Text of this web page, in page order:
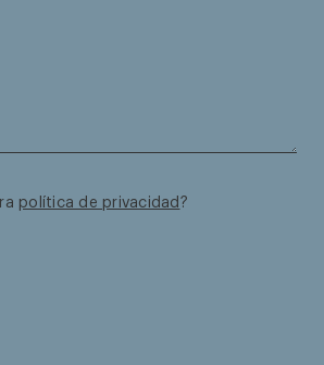
política de privacidad?